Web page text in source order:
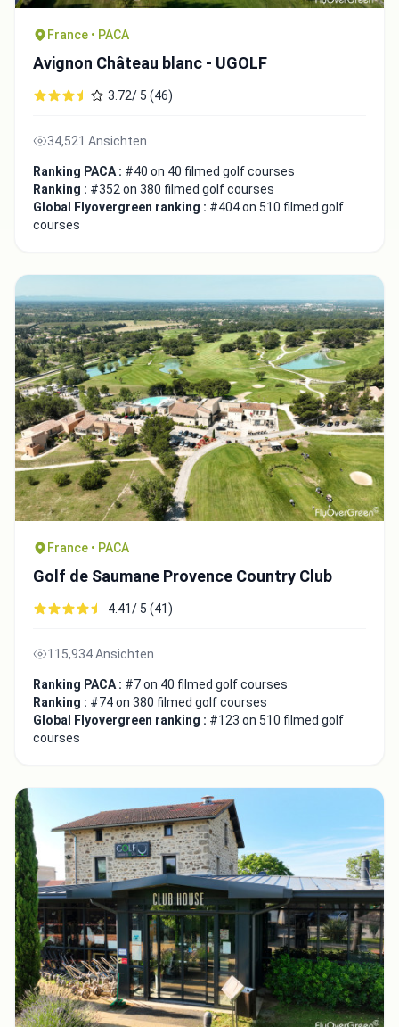
France • PACA
Avignon Château blanc - UGOLF
3.72/ 5 (46)
34,521 Ansichten
Ranking PACA : #40 on 40 filmed golf courses
Ranking : #352 on 380 filmed golf courses
Global Flyovergreen ranking : #404 on 510 filmed golf
courses
France • PACA
Golf de Saumane Provence Country Club
4.41/ 5 (41)
115,934 Ansichten
Ranking PACA : #7 on 40 filmed golf courses
Ranking : #74 on 380 filmed golf courses
Global Flyovergreen ranking : #123 on 510 filmed golf
courses
Integrate video
Copy to Clipboard
Embed code
Close